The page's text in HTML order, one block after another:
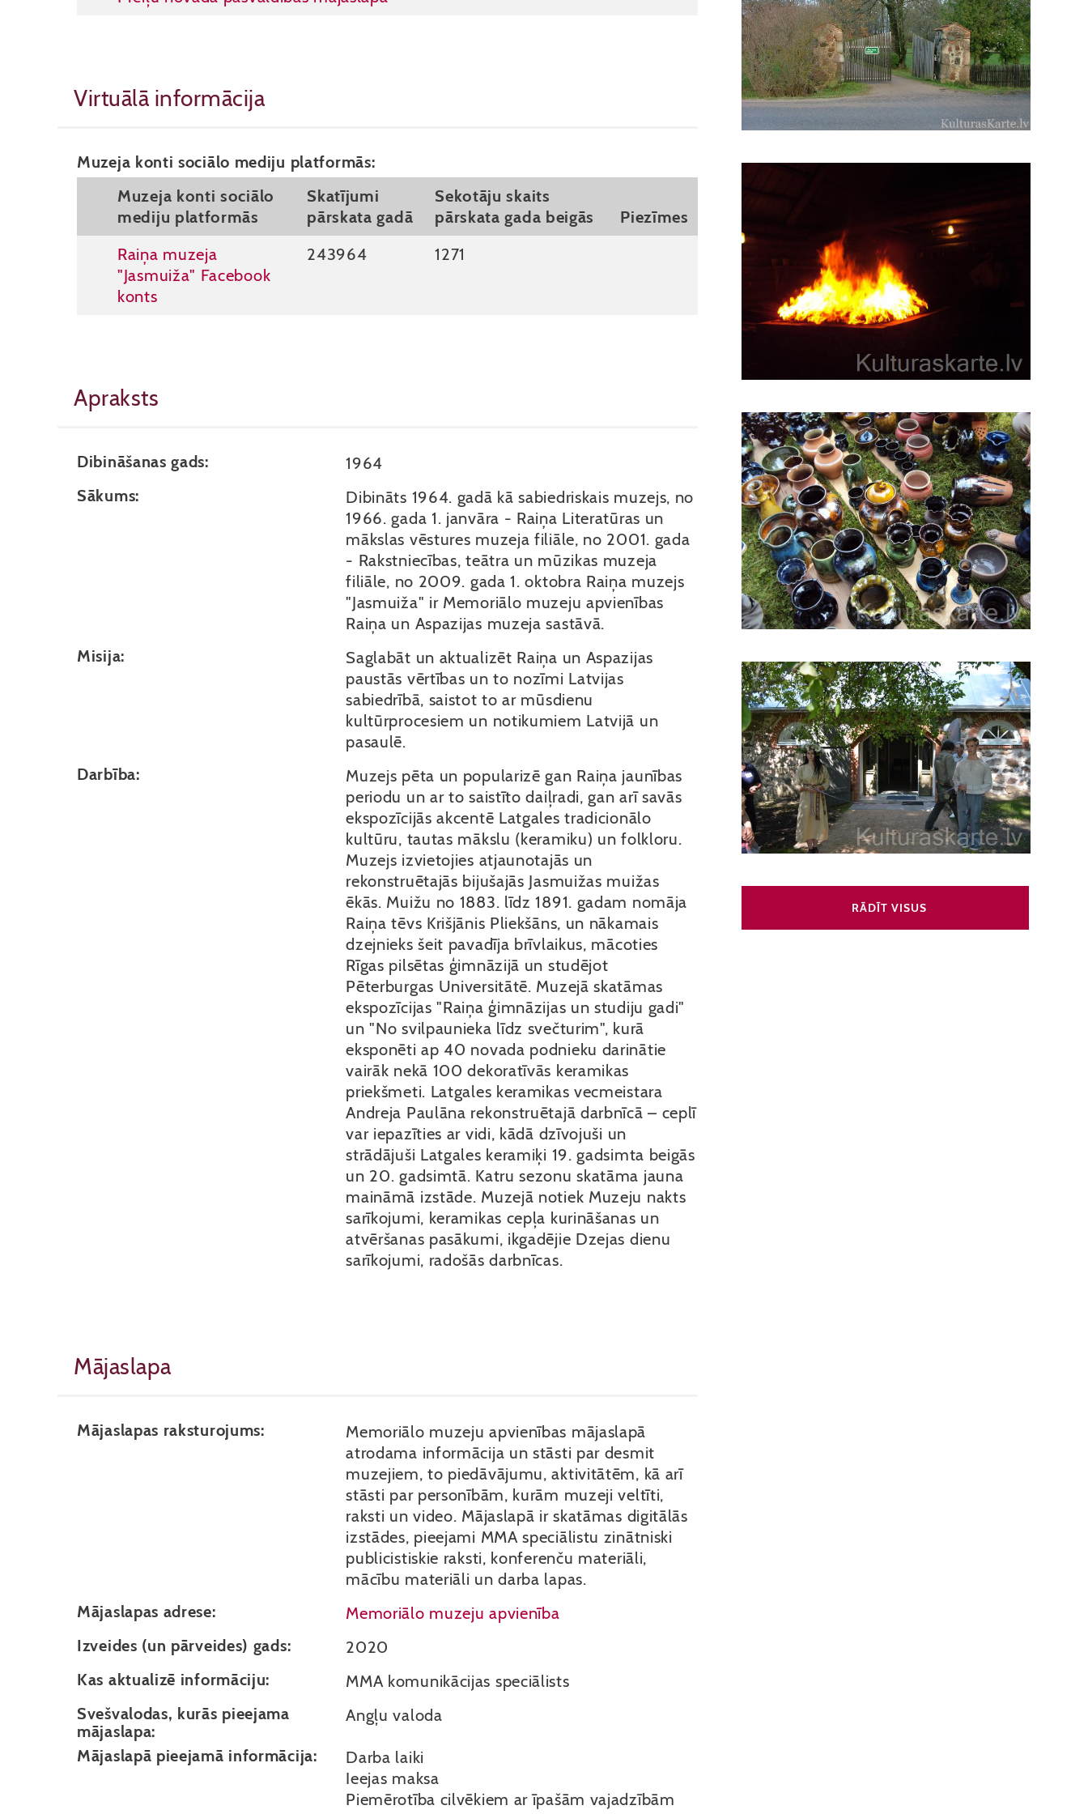
Virtuālā informācija
Muzeja konti sociālo mediju platformās:
Muzeja konti sociālo
mediju platformās
Skatījumi
pārskata gadā
Sekotāju skaits
pārskata gada beigās
Piezīmes
Raiņa muzeja
"Jasmuiža" Facebook
konts
243964 1271
Apraksts
Dibināšanas gads: 1964
Sākums:
Dibināts 1964. gadā kā sabiedriskais muzejs, no
1966. gada 1. janvāra - Raiņa Literatūras un
mākslas vēstures muzeja filiāle, no 2001. gada
- Rakstniecības, teātra un mūzikas muzeja
filiāle, no 2009. gada 1. oktobra Raiņa muzejs
"Jasmuiža" ir Memoriālo muzeju apvienības
Raiņa un Aspazijas muzeja sastāvā.
Misija:
Saglabāt un aktualizēt Raiņa un Aspazijas
paustās vērtības un to nozīmi Latvijas
sabiedrībā, saistot to ar mūsdienu
kultūrprocesiem un notikumiem Latvijā un
pasaulē.
Darbība:
Muzejs pēta un popularizē gan Raiņa jaunības
periodu un ar to saistīto daiļradi, gan arī savās
ekspozīcijās akcentē Latgales tradicionālo
kultūru, tautas mākslu (keramiku) un folkloru.
Muzejs izvietojies atjaunotajās un
rekonstruētajās bijušajās Jasmuižas muižas
ēkās. Muižu no 1883. līdz 1891. gadam nomāja
Raiņa tēvs Krišjānis Pliekšāns, un nākamais
dzejnieks šeit pavadīja brīvlaikus, mācoties
Rīgas pilsētas ģimnāzijā un studējot
Pēterburgas Universitātē. Muzejā skatāmas
ekspozīcijas "Raiņa ģimnāzijas un studiju gadi"
un "No svilpaunieka līdz svečturim", kurā
eksponēti ap 40 novada podnieku darinātie
vairāk nekā 100 dekoratīvās keramikas
priekšmeti. Latgales keramikas vecmeistara
Andreja Paulāna rekonstruētajā darbnīcā – ceplī
var iepazīties ar vidi, kādā dzīvojuši un
strādājuši Latgales keramiķi 19. gadsimta beigās
un 20. gadsimtā. Katru sezonu skatāma jauna
maināmā izstāde. Muzejā notiek Muzeju nakts
sarīkojumi, keramikas cepļa kurināšanas un
atvēršanas pasākumi, ikgadējie Dzejas dienu
sarīkojumi, radošās darbnīcas.
Mājaslapa
Mājaslapas raksturojums:
Memoriālo muzeju apvienības mājaslapā
atrodama informācija un stāsti par desmit
muzejiem, to piedāvājumu, aktivitātēm, kā arī
stāsti par personībām, kurām muzeji veltīti,
raksti un video. Mājaslapā ir skatāmas digitālās
izstādes, pieejami MMA speciālistu zinātniski
publicistiskie raksti, konferenču materiāli,
mācību materiāli un darba lapas.
Mājaslapas adrese: Memoriālo muzeju apvienība
Izveides (un pārveides) gads: 2020
Kas aktualizē informāciju: MMA komunikācijas speciālists
Svešvalodas, kurās pieejama
mājaslapa:
Angļu valoda
Mājaslapā pieejamā informācija:
Darba laiki
Ieejas maksa
Piemērotība cilvēkiem ar īpašām vajadzībām
RĀDĪT VISUS